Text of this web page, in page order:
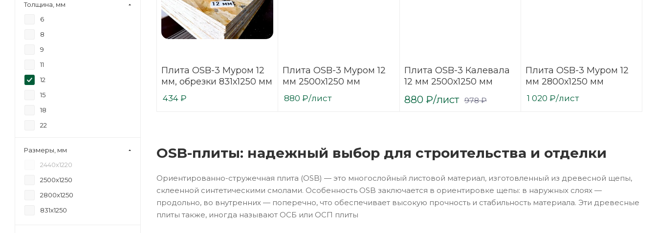
Плита OSB-3 Муром 12
мм, обрезки 831х1250 мм
434 ₽
Плита OSB-3 Муром 12
мм 2500х1250 мм
880 ₽/лист
Плита OSB-3 Калевала
12 мм 2500х1250 мм
880₽/лист 978₽
Плита OSB-3 Муром 12
мм 2800х1250 мм
1 020 ₽/лист
OSB-плиты: надежный выбор для строительства и отделки
Ориентированно-стружечная плита (OSB) — это многослойный листовой материал, изготовленный из древесной щепы,
склеенной синтетическими смолами. Особенность OSB заключается в ориентировке щепы: в наружных слоях —
продольно, во внутренних — поперечно, что обеспечивает высокую прочность и стабильность материала. Эти древесные
плиты также, иногда называют ОСБ или ОСП плиты
Толщина, мм
6
8
9
11
12
15
18
22
Размеры, мм
2440х1220
2500х1250
2800х1250
831х1250